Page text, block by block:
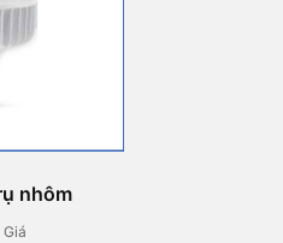
nhôm
Giá